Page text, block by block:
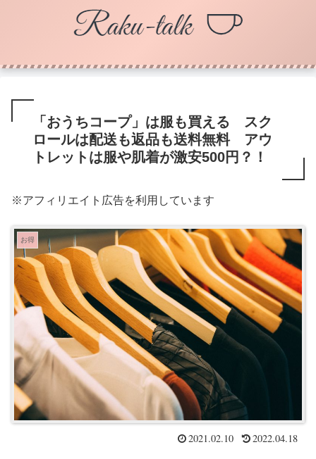
「おうちコープ」は服も買える スク
ロールは配送も返品も送料無料 アウ
トレットは服や肌着が激安500円？！
※アフィリエイト広告を利用しています
お得
2021.02.10 2022.04.18